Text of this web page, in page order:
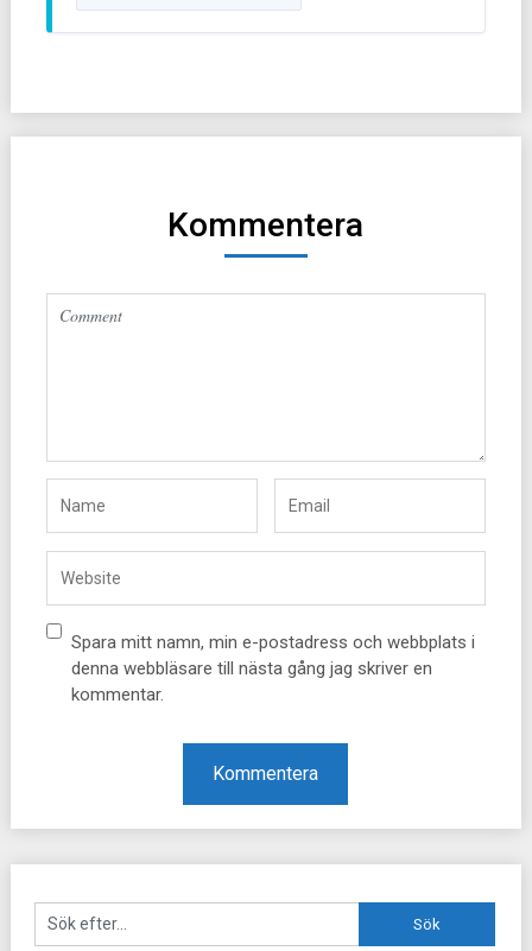
Kommentera
Spara mitt namn, min e-postadress och webbplats i
denna webbläsare till nästa gång jag skriver en
kommentar.